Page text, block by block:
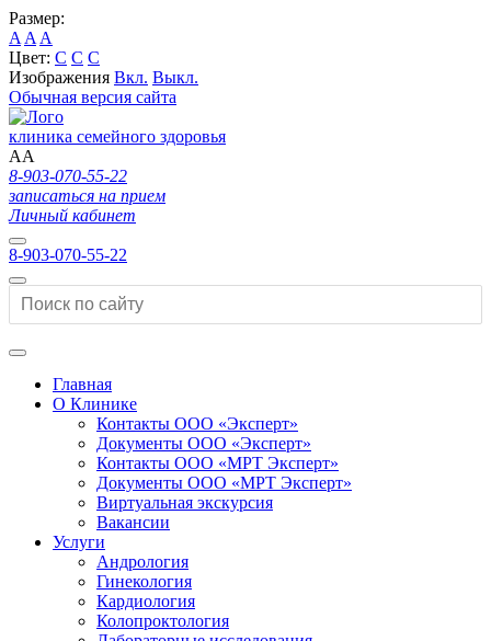
Размер:
A A A
Цвет: C C C
Изображения Вкл. Выкл.
Обычная версия сайта
клиника семейного здоровья
AA
8-903-070-55-22
записаться на прием
Личный кабинет
8-903-070-55-22
Главная
О Клинике
Контакты ООО «Эксперт»
Документы ООО «Эксперт»
Контакты ООО «МРТ Эксперт»
Документы ООО «МРТ Эксперт»
Виртуальная экскурсия
Вакансии
Услуги
Андрология
Гинекология
Кардиология
Колопроктология